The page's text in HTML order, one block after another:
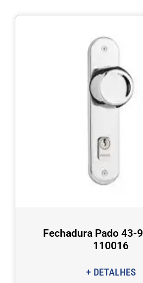
Fechadura Pado 43-
110016
+ DETALHES